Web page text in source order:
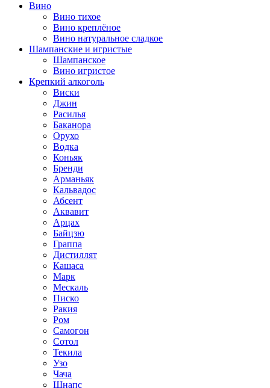
Вино
Вино тихое
Вино креплёное
Вино натуральное сладкое
Шампанские и игристые
Шампанское
Вино игристое
Крепкий алкоголь
Виски
Джин
Расилья
Баканора
Орухо
Водка
Коньяк
Бренди
Арманьяк
Кальвадос
Абсент
Аквавит
Арцах
Байцзю
Граппа
Дистиллят
Кашаса
Марк
Мескаль
Писко
Ракия
Ром
Самогон
Сотол
Текила
Узо
Чача
Шнапс